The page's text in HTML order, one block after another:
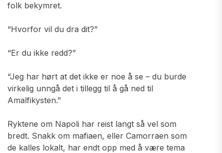
folk bekymret.
“Hvorfor vil du dra dit?”
“Er du ikke redd?”
“Jeg har hørt at det ikke er noe å se – du burde
virkelig unngå det i tillegg til å gå ned til
Amalfikysten.”
Ryktene om Napoli har reist langt så vel som
bredt. Snakk om mafiaen, eller Camorraen som
de kalles lokalt, har endt opp med å være tema